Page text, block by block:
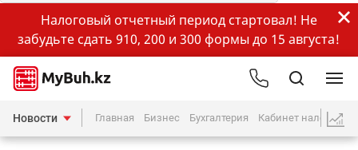
Налоговый отчетный период стартовал! Не
забудьте сдать 910, 200 и 300 формы до 15 августа!
Новости Главная Бизнес Бухгалтерия Кабинет